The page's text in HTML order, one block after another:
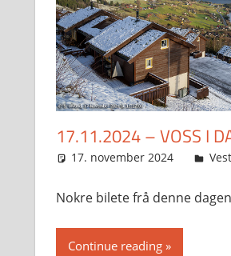
17.11.2024 – VOSS I
17. november 2024
Nokre bilete frå denne
Continue reading